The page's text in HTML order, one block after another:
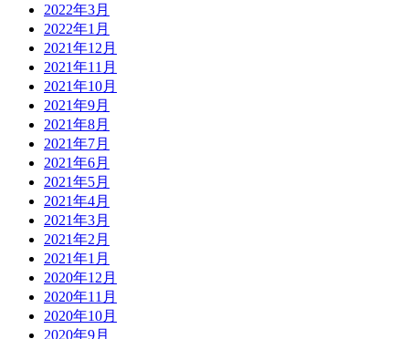
2022年3月
2022年1月
2021年12月
2021年11月
2021年10月
2021年9月
2021年8月
2021年7月
2021年6月
2021年5月
2021年4月
2021年3月
2021年2月
2021年1月
2020年12月
2020年11月
2020年10月
2020年9月